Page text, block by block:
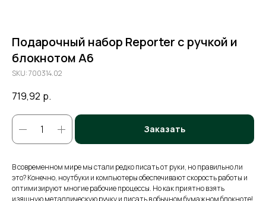
Подарочный набор Reporter с ручкой и
блокнотом А6
SKU:700314.02
719,92 р.
Заказать
В современном мире мы стали редко писать от руки, но правильно ли
это? Конечно, ноутбуки и компьютеры обеспечивают скорость работы и
оптимизируют многие рабочие процессы. Но как приятно взять